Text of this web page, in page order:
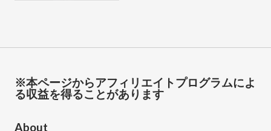
※本ページからアフィリエイトプログラムによ
る収益を得ることがあります
About